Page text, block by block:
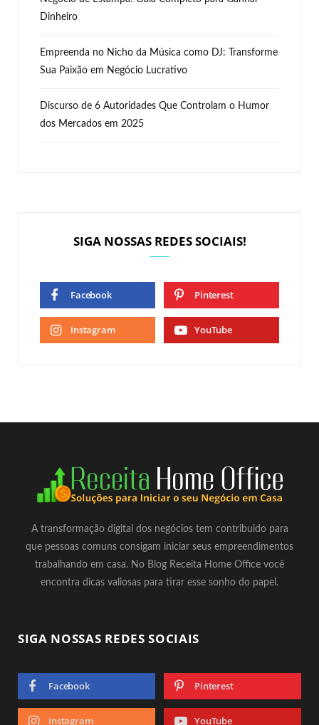
Dinheiro
Empreenda no Nicho da Música como DJ: Transforme
Sua Paixão em Negócio Lucrativo
Discurso de 6 Autoridades Que Controlam o Humor
dos Mercados em 2025
SIGA NOSSAS REDES SOCIAIS!
Facebook Pinterest
Instagram YouTube
A transformação digital dos negócios tem contribuido para
que pessoas comuns consigam iniciar seus empreendimentos
trabalhando em casa. No Blog Receita Home Office você
encontra dicas valiosas para tirar esse sonho do papel.
SIGA NOSSAS REDES SOCIAIS
Facebook Pinterest
Instagram YouTube